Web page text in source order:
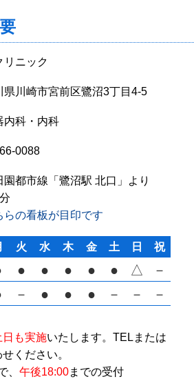
リニック
県川崎市宮前区鷺沼3丁目4-5
内科・内科
0088
園都市線「鷺沼駅 北口」より
の看板が目印です
火 水 木 金 土 日 祝
日も実施いたします。 TELまたは
ください。
、 午後18:00までの受付
● ● ● ● ● △ －
－ ● ● ● － － －